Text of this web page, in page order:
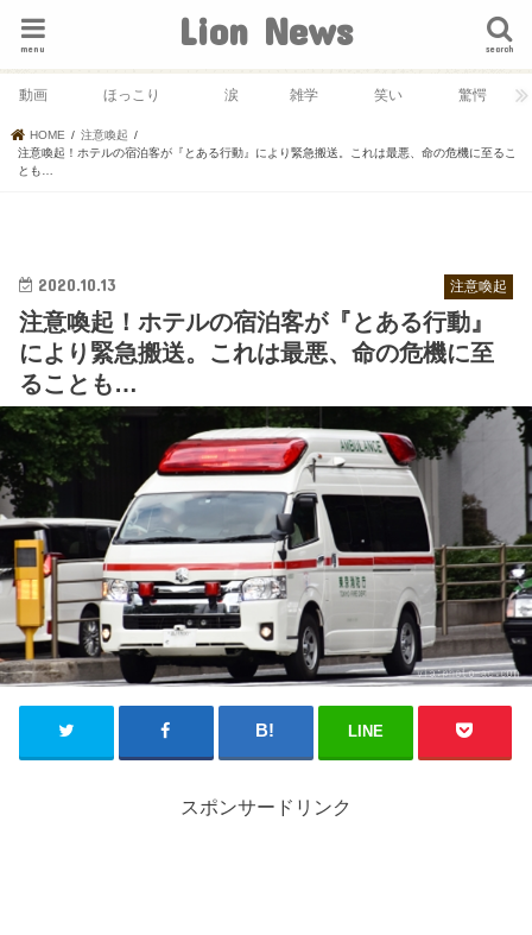
Lion News search
menu
動画 ほっこり 涙 雑学 笑い 驚愕
HOME
注意喚起
注意喚起！ホテルの宿泊客が『とある行動』により緊急搬送。これは最悪、命の危機に至るこ
とも…
注意喚起
2020.10.13
注意喚起！ホテルの宿泊客が『とある行動』
により緊急搬送。これは最悪、命の危機に至
ることも…
LINE
スポンサードリンク